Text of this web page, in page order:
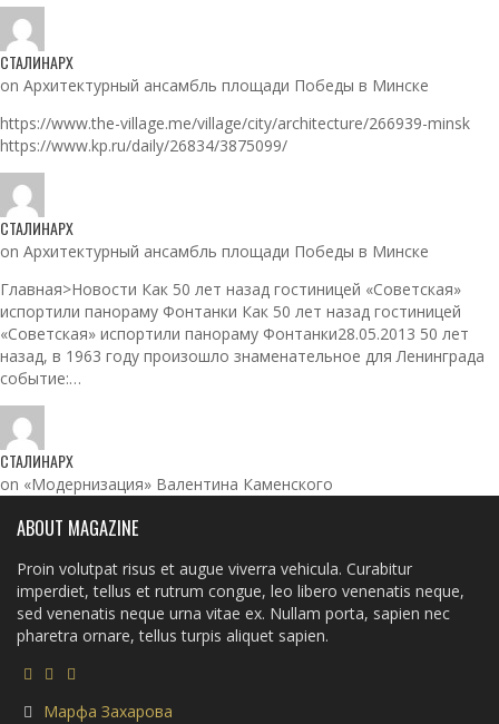
СТАЛИНАРХ
on Архитектурный ансамбль площади Победы в Минске
https://www.the-village.me/village/city/architecture/266939-minsk
https://www.kp.ru/daily/26834/3875099/
СТАЛИНАРХ
on Архитектурный ансамбль площади Победы в Минске
Главная>Новости Как 50 лет назад гостиницей «Советская»
испортили панораму Фонтанки Как 50 лет назад гостиницей
«Советская» испортили панораму Фонтанки28.05.2013 50 лет
назад, в 1963 году произошло знаменательное для Ленинграда
событие:…
СТАЛИНАРХ
on «Модернизация» Валентина Каменского
ABOUT MAGAZINE
Proin volutpat risus et augue viverra vehicula. Curabitur
imperdiet, tellus et rutrum congue, leo libero venenatis neque,
sed venenatis neque urna vitae ex. Nullam porta, sapien nec
pharetra ornare, tellus turpis aliquet sapien.
Марфа Захарова